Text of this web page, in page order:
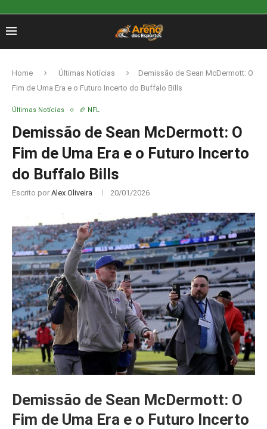
Home Últimas Notícias
Demissão de Sean McDermott: O
Fim de Uma Era e o Futuro Incerto do Buffalo Bills
Últimas Notícias 🏈 NFL
Demissão de Sean McDermott: O
Fim de Uma Era e o Futuro Incerto
do Buffalo Bills
Escrito por Alex Oliveira 20/01/2026
Demissão de Sean McDermott: O
Fim de Uma Era e o Futuro Incerto